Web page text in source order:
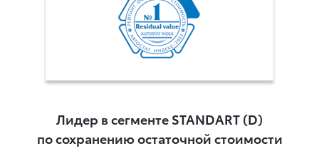
Лидер в сегменте STANDART (D)
по сохранению остаточной стоимости